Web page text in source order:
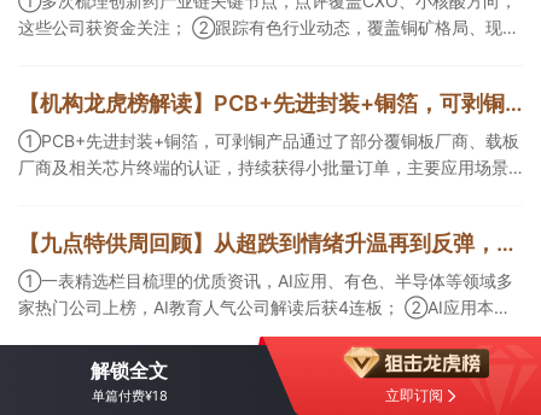
这些公司获资金关注； ②跟踪有色行业动态，覆盖铜矿格局、现货
【机构龙虎榜解读】PCB+先进封装+铜箔，可剥铜产品通过了部分覆铜板厂商、载板厂商及相关芯片终端的认证，持续获得小批量订单，主要应用场景包括芯片封装光模块用PCB，机构大额净买入这家公司
①PCB+先进封装+铜箔，可剥铜产品通过了部分覆铜板厂商、载板
厂商及相关芯片终端的认证，持续获得小批量订单，主要应用场景
等方面具有丰富经验，具备承接细胞与基因治疗产品商业化受托生
产的合规资质，这家公司获净买入。
【九点特供周回顾】从超跌到情绪升温再到反弹，栏目梳理AI应用题材逻辑，AI教育人气公司解读后获4连板
①一表精选栏目梳理的优质资讯，AI应用、有色、半导体等领域多
家热门公司上榜，AI教育人气公司解读后获4连板； ②AI应用本周
活跃，栏目解读海外映射，梳理教育、传媒、游戏等景气方向，焦
点公司3日最高涨超20%； ③磷化铟概念异军突起，栏目以机构视
角前瞻产业供需情况，提及2家核心公司双双涨停。
解锁全文
单篇付费¥18 立即订阅